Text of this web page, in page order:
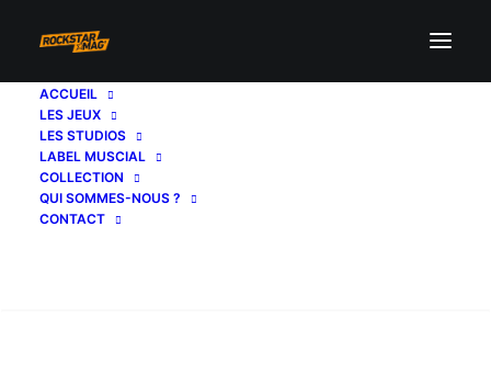
ACCUEIL
LES JEUX
LES STUDIOS
LABEL MUSCIAL
COLLECTION
QUI SOMMES-NOUS ?
CONTACT